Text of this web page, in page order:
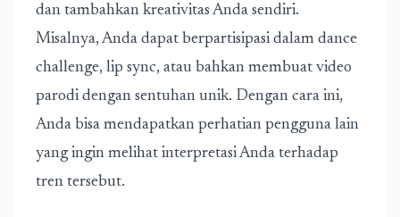
dan tambahkan kreativitas Anda sendiri.
Misalnya, Anda dapat berpartisipasi dalam dance
challenge, lip sync, atau bahkan membuat video
parodi dengan sentuhan unik. Dengan cara ini,
Anda bisa mendapatkan perhatian pengguna lain
yang ingin melihat interpretasi Anda terhadap
tren tersebut.